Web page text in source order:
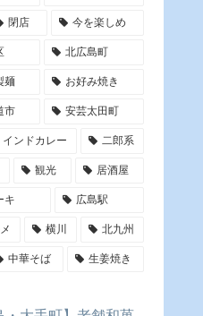
閉店 今を楽しめ
北広島町
麺 お好み焼き
市 安芸太田町
インドカレー 二郎系
観光 居酒屋
キ 広島駅
横川 北九州
中華そば 生姜焼き